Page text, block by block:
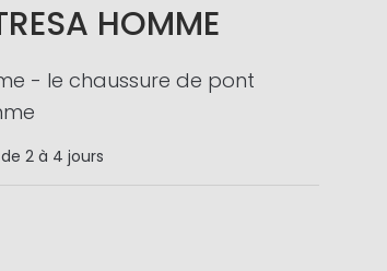
HOMME
- le chaussure de pont
2 à 4 jours